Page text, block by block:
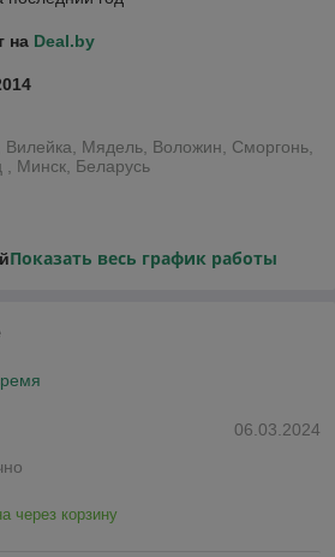
на Deal.by
Мядель, Воложин, Сморгонь,
Минск, Беларусь
Показать весь график работы
06.03.2024
через корзину